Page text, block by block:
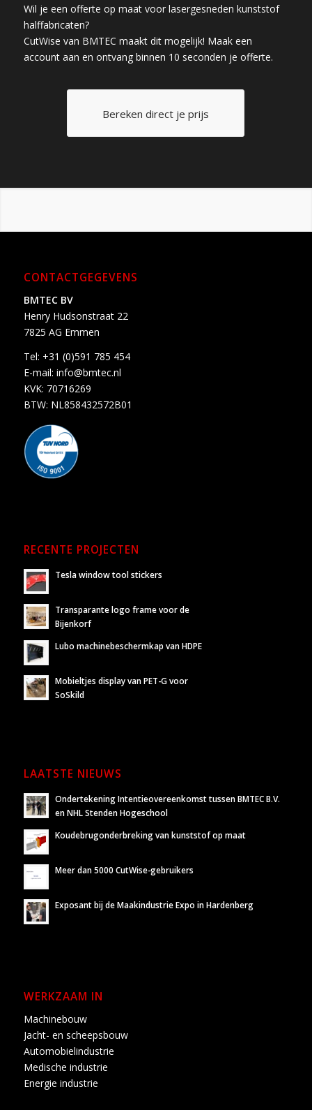
Wil je een offerte op maat voor lasergesneden kunststof
halffabricaten?
CutWise van BMTEC maakt dit mogelijk! Maak een
account aan en ontvang binnen 10 seconden je offerte.
Bereken direct je prijs
CONTACTGEGEVENS
BMTEC BV
Henry Hudsonstraat 22
7825 AG Emmen
Tel: +31 (0)591 785 454
E-mail: info@bmtec.nl
KVK: 70716269
BTW: NL858432572B01
RECENTE PROJECTEN
Tesla window tool stickers
Transparante logo frame voor de
Bijenkorf
Lubo machinebeschermkap van HDPE
Mobieltjes display van PET-G voor
SoSkild
LAATSTE NIEUWS
Ondertekening Intentieovereenkomst tussen BMTEC B.V.
en NHL Stenden Hogeschool
Koudebrugonderbreking van kunststof op maat
Meer dan 5000 CutWise-gebruikers
Exposant bij de Maakindustrie Expo in Hardenberg
WERKZAAM IN
Machinebouw
Jacht- en scheepsbouw
Automobielindustrie
Medische industrie
Energie industrie